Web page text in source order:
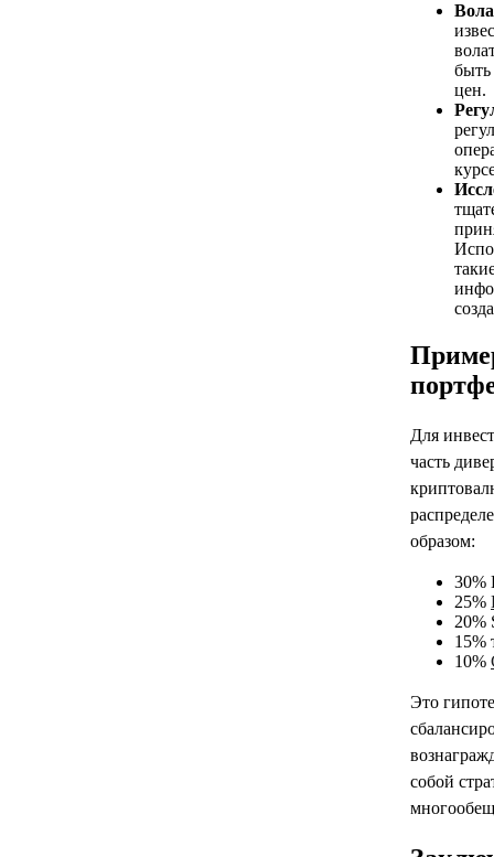
быть
цен.
Для
часть
образом:
30%
25%
20%
15%
10%
Это
собой